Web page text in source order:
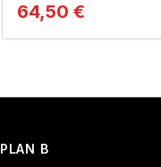
64,50 €
PLAN B